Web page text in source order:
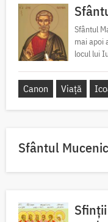
Sfântul
mai apoi
locul lui
Canon Viață
Sfântul